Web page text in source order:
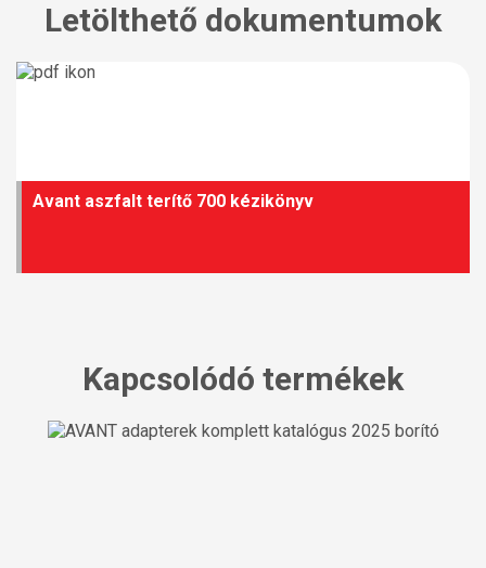
Letölthető dokumentumok
Avant aszfalt terítő 700 kézikönyv
Kapcsolódó termékek